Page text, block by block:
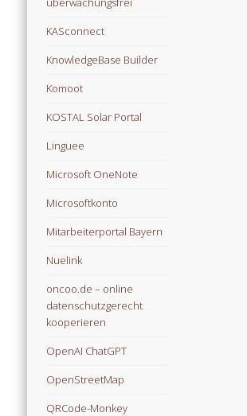
KASconnect
KnowledgeBase Builder
Komoot
KOSTAL Solar Portal
Linguee
Microsoft OneNote
Microsoftkonto
Mitarbeiterportal Bayern
Nuelink
oncoo.de – online
datenschutzgerecht
kooperieren
OpenAI ChatGPT
OpenStreetMap
QRCode-Monkey